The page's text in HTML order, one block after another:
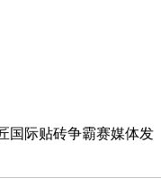
国际贴砖争霸赛媒体发